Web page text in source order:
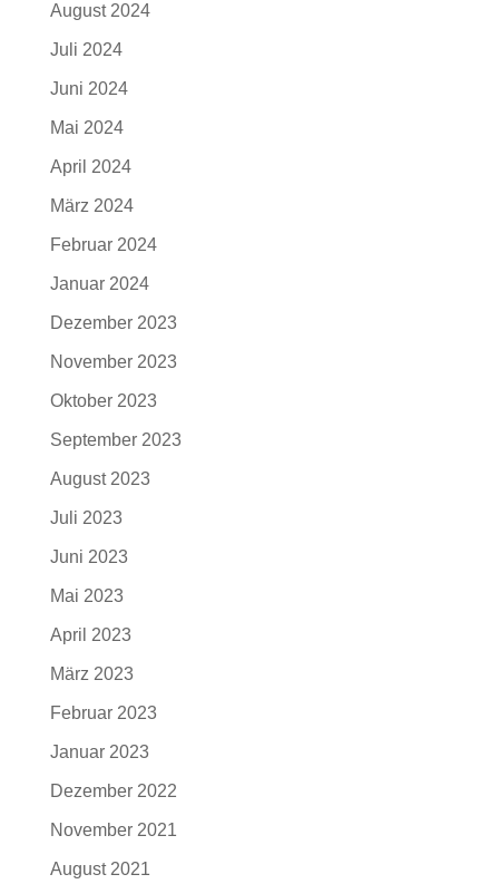
August 2024
Juli 2024
Juni 2024
Mai 2024
April 2024
März 2024
Februar 2024
Januar 2024
Dezember 2023
November 2023
Oktober 2023
September 2023
August 2023
Juli 2023
Juni 2023
Mai 2023
April 2023
März 2023
Februar 2023
Januar 2023
Dezember 2022
November 2021
August 2021